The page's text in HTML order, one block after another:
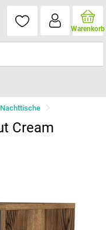
Warenkorb
Nachttische
Cream